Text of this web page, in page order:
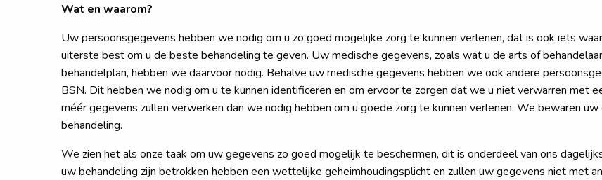
Wat en waarom?
Uw persoonsgegevens hebben we nodig om u zo goed mogelijke zorg te kunnen verlenen, dat is ook iets
uiterste best om u de beste behandeling te geven. Uw medische gegevens, zoals wat u de arts of
behandelplan, hebben we daarvoor nodig. Behalve uw medische gegevens hebben we ook andere
BSN. Dit hebben we nodig om u te kunnen identificeren en om ervoor te zorgen dat we u niet verwarren met
méér gegevens zullen verwerken dan we nodig hebben om u goede zorg te kunnen verlenen. We bewaren
behandeling.
We zien het als onze taak om uw gegevens zo goed mogelijk te beschermen, dit is onderdeel van ons
uw behandeling zijn betrokken hebben een wettelijke geheimhoudingsplicht en zullen uw gegevens niet met